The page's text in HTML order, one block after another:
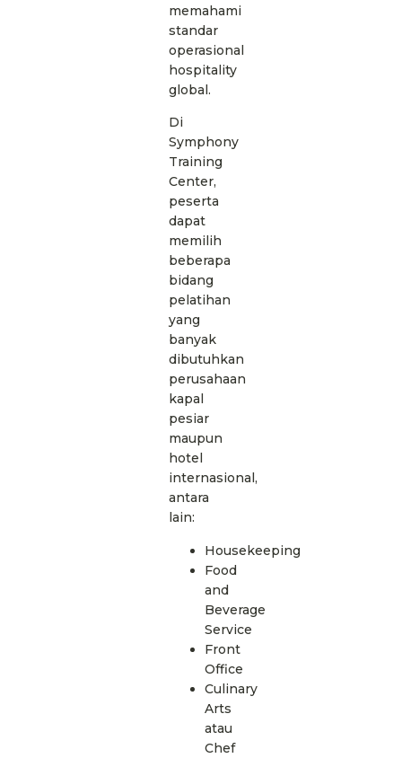
memahami
standar
operasional
hospitality
global.
Di
Symphony
Training
Center,
peserta
dapat
memilih
beberapa
bidang
pelatihan
yang
banyak
dibutuhkan
perusahaan
kapal
pesiar
maupun
hotel
internasional,
antara
lain:
Housekeeping
Food
and
Beverage
Service
Front
Office
Culinary
Arts
atau
Chef